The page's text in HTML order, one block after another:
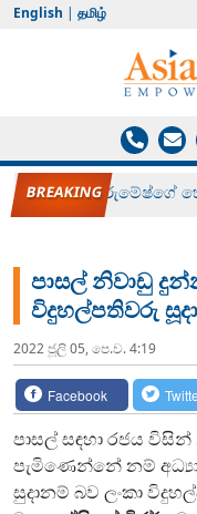
English | தமிழ்
රන් ගෙනා රුමේෂ්ගේ
පාසල් නිවාඩු
විදුහල්පතිවරු
2022 ජූලි 05, පෙ.ව. 4:19
Facebook
පාසල් සඳහා රජය
පැමිණෙන්නේ නම්
සුදානම් බව ලංකා